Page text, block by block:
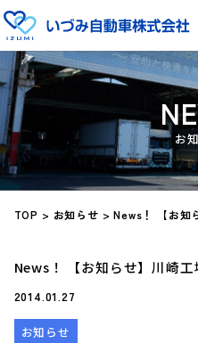
TOP > お知らせ >News！ 【お知
News！ 【お知らせ】川崎
2014.01.27
お知らせ